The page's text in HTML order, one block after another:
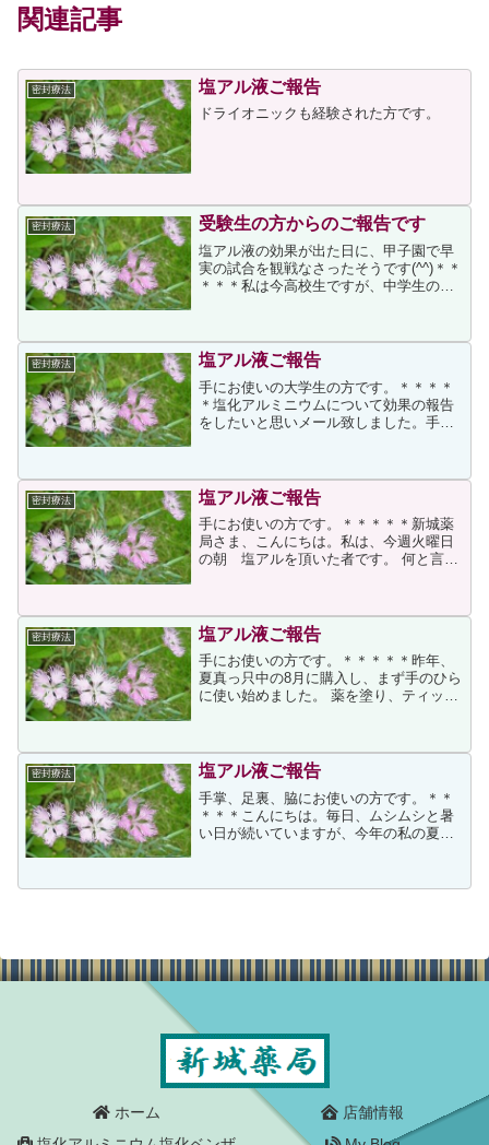
関連記事
密封療法 塩アル液ご報告
ドライオニックも経験された方です。
密封療法 受験生の方からのご報告です
塩アル液の効果が出た日に、甲子園で早
実の試合を観戦なさったそうです(^^)＊＊
＊＊＊私は今高校生ですが、中学生のと
はこんなに汗かかないし、なんで私だ
け。。って思ってまし...
密封療法 塩アル液ご報告
手にお使いの大学生の方です。＊＊＊＊
＊塩化アルミニウムについて効果の報告
をしたいと思いメール致しました。手の
ら手に汗をかくことが...
密封療法 塩アル液ご報告
手にお使いの方です。＊＊＊＊＊新城薬
局さま、こんにちは。私は、今週火曜日
の朝 塩アルを頂いた者です。 何と言っ
果はあまり期待していませんでした。そ
れでも火、水、木、の...
密封療法 塩アル液ご報告
手にお使いの方です。＊＊＊＊＊昨年、
夏真っ只中の8月に購入し、まず手のひら
に使い始めました。 薬を塗り、ティッシ
た。これが結構面倒で手汗をかいている
手で行うには無理があ...
密封療法 塩アル液ご報告
手掌、足裏、脇にお使いの方です。＊＊
＊＊＊こんにちは。毎日、ムシムシと暑
い日が続いていますが、今年の私の夏
でした。薄着になる夏場は特に、脇の汗
ホーム
店舗情報